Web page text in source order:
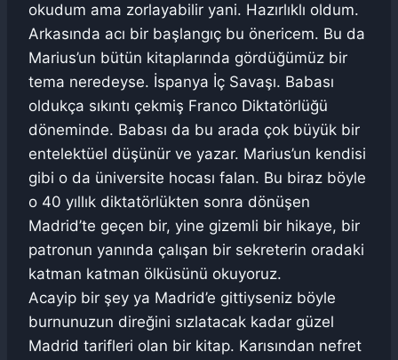
okudum ama zorlayabilir yani. Hazırlıklı oldum.
Arkasında acı bir başlangıç bu önericem. Bu da
Marius’un bütün kitaplarında gördüğümüz bir
tema neredeyse. İspanya İç Savaşı. Babası
oldukça sıkıntı çekmiş Franco Diktatörlüğü
döneminde. Babası da bu arada çok büyük bir
entelektüel düşünür ve yazar. Marius’un kendisi
gibi o da üniversite hocası falan. Bu biraz böyle
o 40 yıllık diktatörlükten sonra dönüşen
Madrid’te geçen bir, yine gizemli bir hikaye, bir
patronun yanında çalışan bir sekreterin oradaki
katman katman ölküsünü okuyoruz.
Acayip bir şey ya Madrid’e gittiyseniz böyle
burnunuzun direğini sızlatacak kadar güzel
Madrid tarifleri olan bir kitap. Karısından nefret